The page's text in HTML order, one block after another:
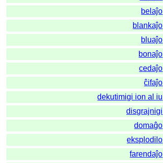
belaĵo
blankaĵo
bluaĵo
bonaĵo
cedaĵo
ĉifaĵo
dekutimigi ion al iu
disgrajnigi
domaĝo
eksplodilo
farendaĵo